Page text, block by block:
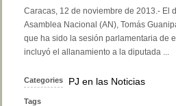
Caracas, 12 de noviembre de 2013.- El
Asamblea Nacional (AN), Tomás
que ha sido la sesión parlamentaria de
incluyó el allanamiento a la diputada ...
Categories PJ en las Noticias
Tags